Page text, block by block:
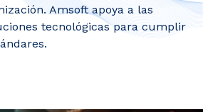
Amsoft apoya a las
tecnológicas para cumplir